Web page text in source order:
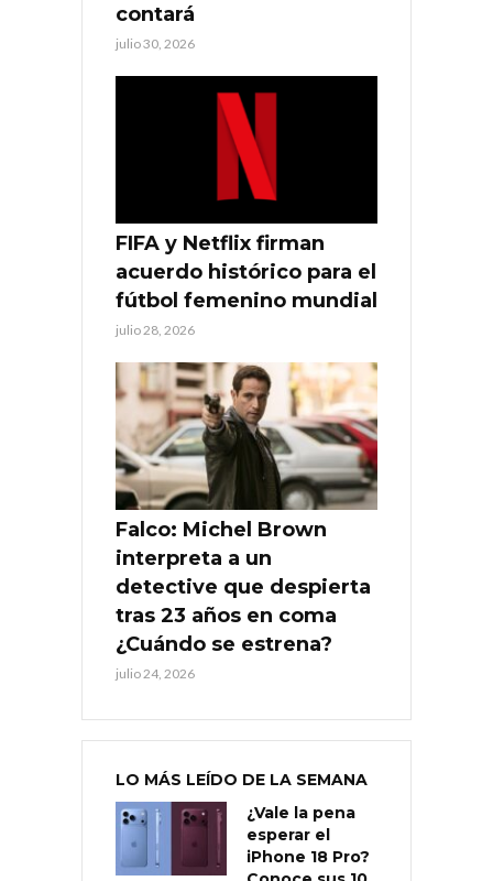
contará
julio 30, 2026
FIFA y Netflix firman
acuerdo histórico para el
fútbol femenino mundial
julio 28, 2026
Falco: Michel Brown
interpreta a un
detective que despierta
tras 23 años en coma
¿Cuándo se estrena?
julio 24, 2026
LO MÁS LEÍDO DE LA SEMANA
¿Vale la pena
esperar el
iPhone 18 Pro?